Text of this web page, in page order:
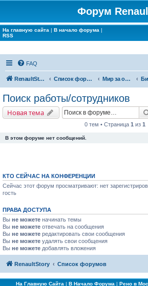
Форум
На главную сайта | В начало форума |
RSS
FAQ
RenaultStory Список форумов Мир за окном Renault
Поиск работы/сотрудников
Новая тема
0 тем • Страница 1 из 1
В этом форуме нет сообщений.
КТО СЕЙЧАС НА КОНФЕРЕНЦИИ
Сейчас этот форум просматривают: нет
гость
ПРАВА ДОСТУПА
Вы не можете начинать темы
Вы не можете отвечать на сообщения
Вы не можете редактировать свои сообщения
Вы не можете удалять свои сообщения
Вы не можете добавлять вложения
RenaultStory Список форумов
На Главную Сайта | В Начало Форума | Рено в